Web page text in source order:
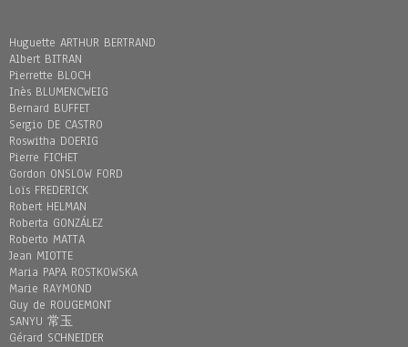
Huguette ARTHUR BERTRAND
Albert BITRAN
Pierrette BLOCH
Inès BLUMENCWEIG
Bernard BUFFET
Sergio DE CASTRO
Roswitha DOERIG
Pierre FICHET
Gordon ONSLOW FORD
Loïs FREDERICK
Robert HELMAN
Roberta GONZÁLEZ
Roberto MATTA
Jean MIOTTE
Maria PAPA ROSTKOWSKA
Marie RAYMOND
Guy de ROUGEMONT
SANYU 常玉
Gérard SCHNEIDER